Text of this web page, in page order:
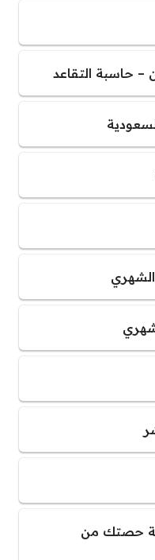
– حاسبة التقاعد
حصتك من